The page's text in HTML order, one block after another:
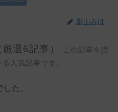
影山みほ
選6記事）
この記事を読
人気記事です。
た。